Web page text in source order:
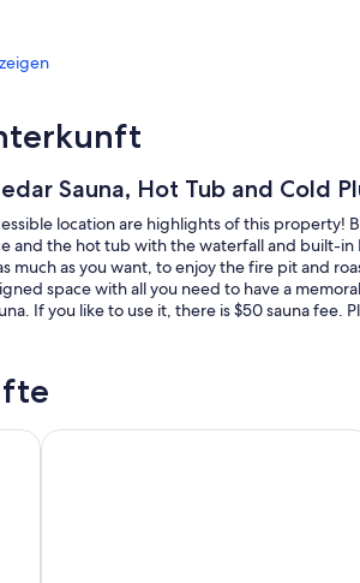
Sauna, Hot Tub and Cold
location are highlights of this property!
and the hot tub with the waterfall and built-
much as you want, to enjoy the fire pit and
space with all you need to have a
If you like to use it, there is $50 sauna fee.
MOUNTAIN VIEWS/PRIVATE LAKE
New cottage with Hot Tub, Tiki Bar,